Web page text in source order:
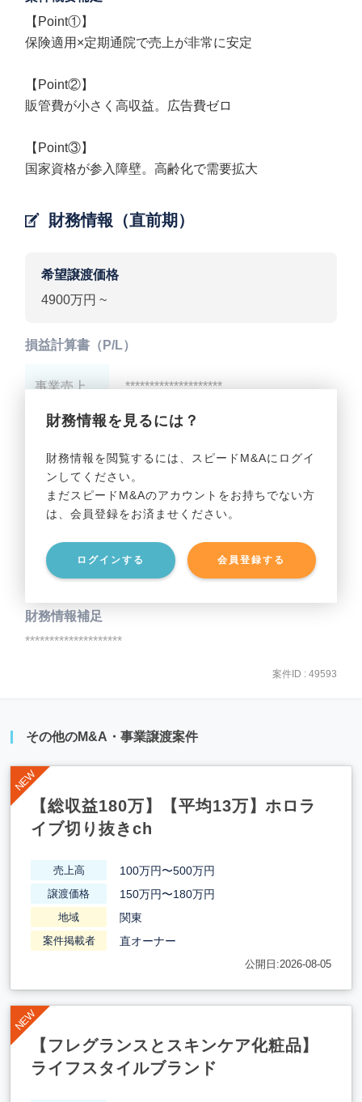
【Point①】
保険適用×定期通院で売上が非常に安定
【Point②】
販管費が小さく高収益。広告費ゼロ
【Point③】
国家資格が参入障壁。高齢化で需要拡大
財務情報（直前期）
希望譲渡価格
4900万円 ~
財務情報を見るには？
財務情報を閲覧するには、スピードM&Aにログイ
ンしてください。
まだスピードM&Aのアカウントをお持ちでない方
は、会員登録をお済ませください。
ログインする 会員登録する
損益計算書（P/L）
事業売上 ********************
事業利益 ********************
貸借対照表（B/S）
事業資産 ********************
事業負債 ********************
財務情報補足
********************
案件ID : 49593
その他のM&A・事業譲渡案件
【総収益180万】【平均13万】ホロラ
イブ切り抜きch
売上高 100万円〜500万円
譲渡価格 150万円〜180万円
地域 関東
案件掲載者 直オーナー
公開日:2026-08-05
【フレグランスとスキンケア化粧品】
ライフスタイルブランド